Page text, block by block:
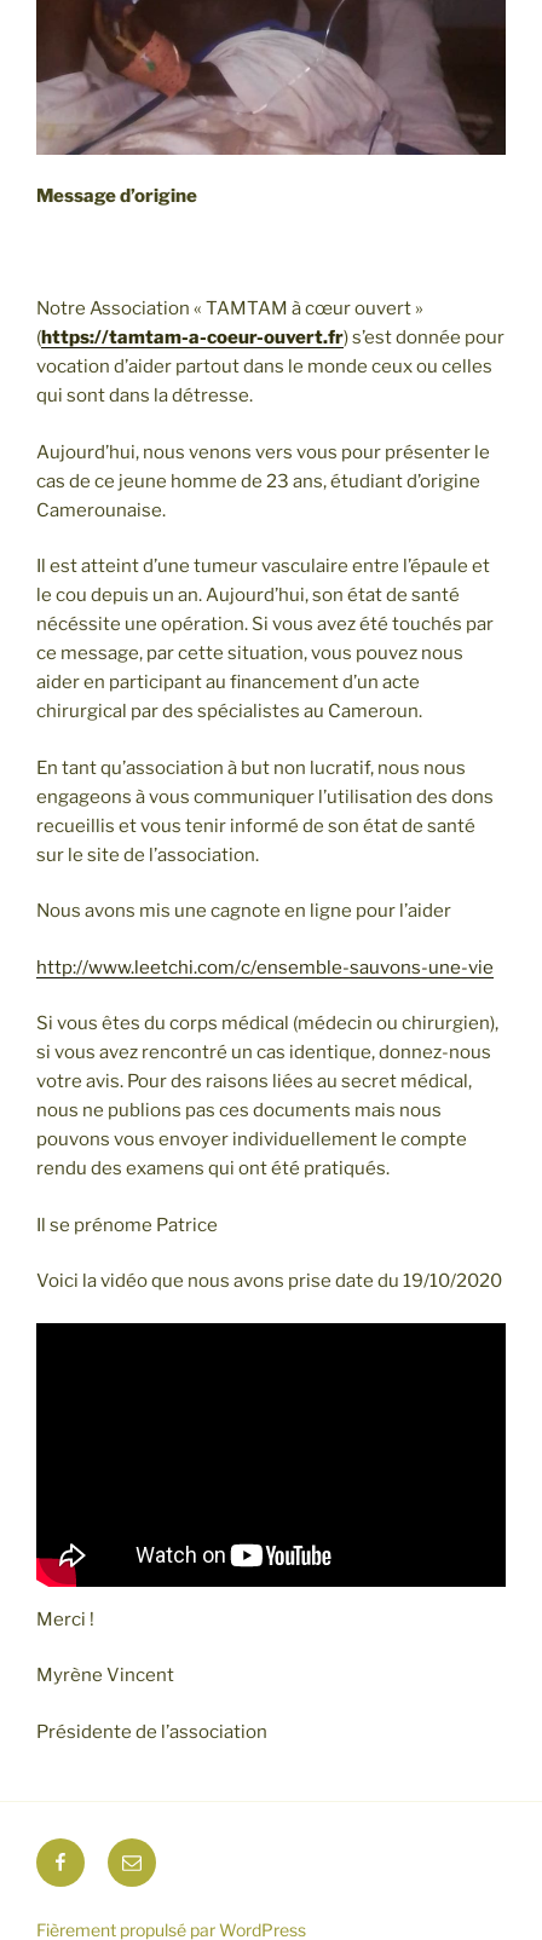
Message d’origine
Notre Association « TAMTAM à cœur ouvert »
(https://tamtam-a-coeur-ouvert.fr) s’est donnée pour
vocation d’aider partout dans le monde ceux ou celles
qui sont dans la détresse.
Aujourd’hui, nous venons vers vous pour présenter le
cas de ce jeune homme de 23 ans, étudiant d’origine
Camerounaise.
Il est atteint d’une tumeur vasculaire entre l’épaule et
le cou depuis un an. Aujourd’hui, son état de santé
nécéssite une opération. Si vous avez été touchés par
ce message, par cette situation, vous pouvez nous
aider en participant au financement d’un acte
chirurgical par des spécialistes au Cameroun.
En tant qu’association à but non lucratif, nous nous
engageons à vous communiquer l’utilisation des dons
recueillis et vous tenir informé de son état de santé
sur le site de l’association.
Nous avons mis une cagnote en ligne pour l’aider
http://www.leetchi.com/c/ensemble-sauvons-une-vie
Si vous êtes du corps médical (médecin ou chirurgien),
si vous avez rencontré un cas identique, donnez-nous
votre avis. Pour des raisons liées au secret médical,
nous ne publions pas ces documents mais nous
pouvons vous envoyer individuellement le compte
rendu des examens qui ont été pratiqués.
Il se prénome Patrice
Voici la vidéo que nous avons prise date du 19/10/2020
Merci !
Myrène Vincent
Présidente de l’association
Facebook
E-
mail
Fièrement propulsé par WordPress